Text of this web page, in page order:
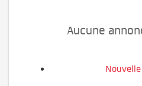
Aucune